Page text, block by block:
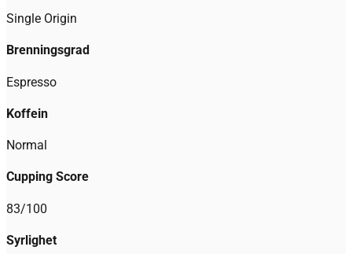
Single Origin
Brenningsgrad
Espresso
Koffein
Normal
Cupping Score
83/100
Syrlighet